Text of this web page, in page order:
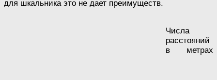
для шкальника это не дает преимуществ.
Числа
расстояний
в метрах